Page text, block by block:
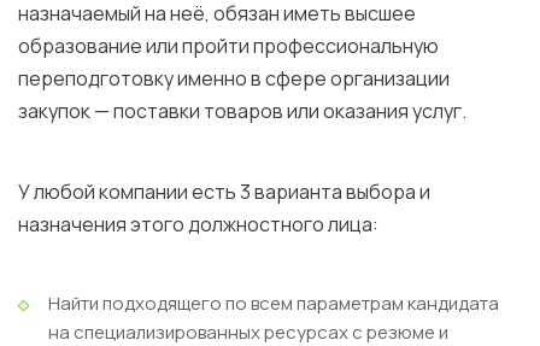
назначаемый на неё, обязан иметь высшее
образование или пройти профессиональную
переподготовку именно в сфере организации
закупок — поставки товаров или оказания услуг.
У любой компании есть 3 варианта выбора и
назначения этого должностного лица:
Найти подходящего по всем параметрам кандидата
на специализированных ресурсах с резюме и